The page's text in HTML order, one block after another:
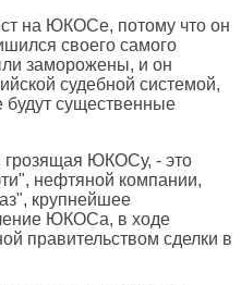
на ЮКОСе, потому что он
своего самого
заморожены, и он
судебной системой,
будут существенные
ЮКОСу, - это
нефтяной компании,
крупнейшее
ЮКОСа, в ходе
правительством сделки в